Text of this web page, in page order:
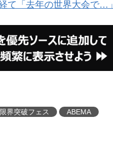
て「去年の世界大会で…」
界突破フェス ABEMA